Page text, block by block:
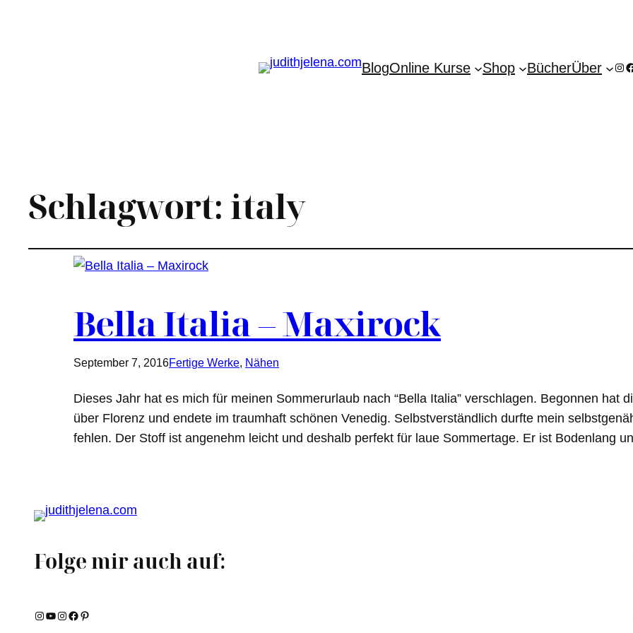
BlogOnline Kurse Shop BücherÜber
Schlagwort: italy
Bella Italia – Maxirock
September 7, 2016Fertige Werke, Nähen
Dieses Jahr hat es mich für meinen Sommerurlaub nach “Bella Italia” verschlagen. Begonnen hat
über Florenz und endete im traumhaft schönen Venedig. Selbstverständlich durfte mein
fehlen. Der Stoff ist angenehm leicht und deshalb perfekt für laue Sommertage. Er ist Bodenlang
Folge mir auch auf:
Instagram YouTube Instagram Facebook Pinterest